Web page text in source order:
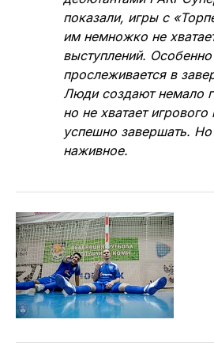
показали, игры с
им немножко не
выступлений. Особенно
прослеживается в
Люди создают немало
но не хватает
успешно завершать.
наживное.